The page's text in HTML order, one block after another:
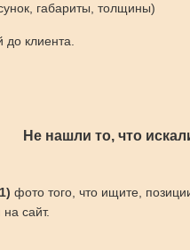
габариты, толщины)
клиента.
Не нашли то, что
фото того, что ищите,
сайт.